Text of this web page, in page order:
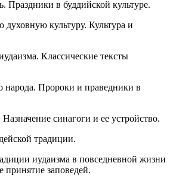
Праздники в буддийской культуре.
культуру. Культура и
Классические тексты
народа. Пророки и праведники в
синагоги и ее устройство.
традиции.
иудаизма в повседневной жизни
принятие заповедей.